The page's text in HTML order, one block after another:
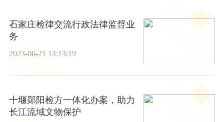
石家庄检律交流行政法律监督业
务
2023-06-21 14:13:19
十堰郧阳检方一体化办案，助力
长江流域文物保护